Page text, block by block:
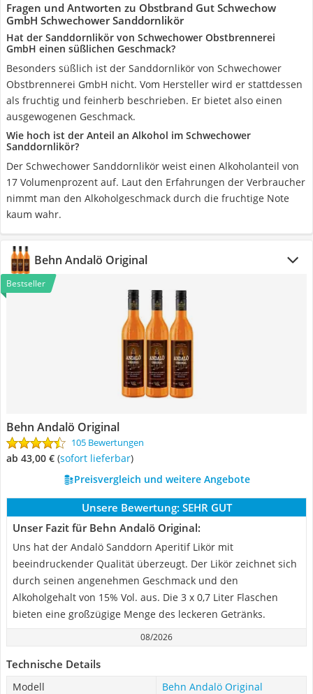
Fragen und Antworten zu Obstbrand Gut Schwechow
GmbH Schwechower Sanddornlikör
Hat der Sanddornlikör von Schwechower Obstbrennerei
GmbH einen süßlichen Geschmack?
Besonders süßlich ist der Sanddornlikör von Schwechower
Obstbrennerei GmbH nicht. Vom Hersteller wird er stattdessen
als fruchtig und feinherb beschrieben. Er bietet also einen
ausgewogenen Geschmack.
Wie hoch ist der Anteil an Alkohol im Schwechower
Sanddornlikör?
Der Schwechower Sanddornlikör weist einen Alkoholanteil von
17 Volumenprozent auf. Laut den Erfahrungen der Verbraucher
nimmt man den Alkoholgeschmack durch die fruchtige Note
kaum wahr.
Behn Andalö Original
Bestseller
Behn Andalö Original
105 Bewertungen
ab 43,00 € ( Sofort lieferbar)
Preisvergleich und weitere Angebote
Unsere Bewertung: SEHR GUT
Unser Fazit für Behn Andalö Original:
Uns hat der Andalö Sanddorn Aperitif Likör mit
beeindruckender Qualität überzeugt. Der Likör zeichnet sich
durch seinen angenehmen Geschmack und den
Alkoholgehalt von 15% Vol. aus. Die 3 x 0,7 Liter Flaschen
bieten eine großzügige Menge des leckeren Getränks.
08/2026
Technische Details
Modell
Behn Andalö Original